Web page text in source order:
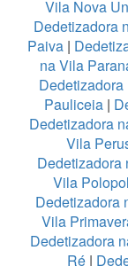
Vila Nova
Dedetizadora
Paiva|
na Vila
Pauliceia|
Dedetizadora
Vila
Dedetizadora
Vila
Dedetizadora
Vila
Dedetizadora
Ré |